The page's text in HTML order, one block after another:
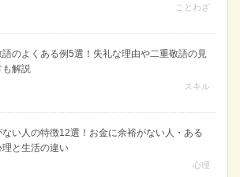
ことわざ
語のよくある例5選！失礼な理由や二重敬語の見
も解説
スキル
ない人の特徴12選！お金に余裕がない人・ある
理と生活の違い
心理